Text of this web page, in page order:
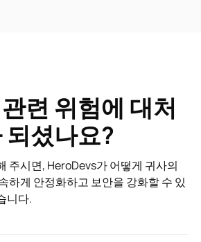
련 위험에 대처
되셨나요?
주시면, HeroDevs가 어떻게 귀사의
하게 안정화하고 보안을 강화할 수 있
니다.